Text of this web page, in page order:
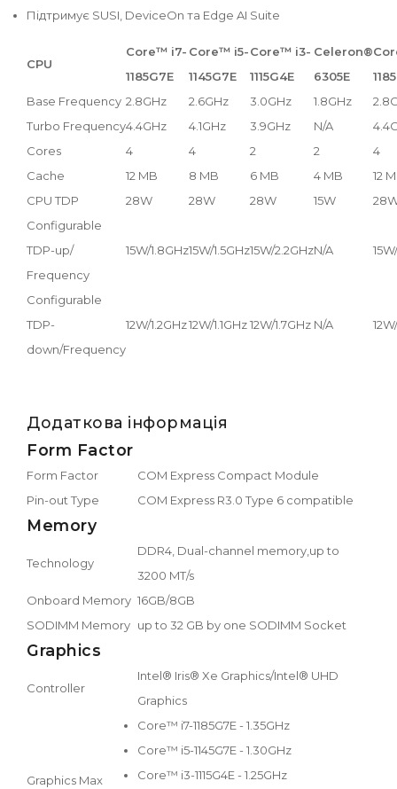
Підтримує SUSI, DeviceOn та Edge AI Suite
CPU
Core™ i7-
1185G7E
Core™ i5-
1145G7E
Core™ i3-
1115G4E
Celeron®
6305E
Base Frequency 2.8GHz 2.6GHz 3.0GHz 1.8GHz
Turbo Frequency4.4GHz 4.1GHz 3.9GHz N/A
Cores
4 4 2 2
4
Cache
12 MB 8 MB 6 MB 4 MB
12
CPU TDP
28W 28W 28W 15W
Configurable
TDP-up/
Frequency
15W/1.8GHz15W/1.5GHz15W/2.2GHzN/A
Configurable
TDP-
down/Frequency
12W/1.2GHz12W/1.1GHz12W/1.7GHz N/A
Додаткова інформація
Form Factor
Form Factor
COM Express Compact Module
Pin-out Type
COM Express R3.0 Type 6 compatible
Memory
Technology
DDR4, Dual-channel memory,up to
3200 MT/s
Onboard Memory 16GB/8GB
SODIMM Memory up to 32 GB by one SODIMM Socket
Graphics
Controller
Intel® Iris® Xe Graphics/Intel® UHD
Graphics
Graphics Max
Core™ i7-1185G7E - 1.35GHz
Core™ i5-1145G7E - 1.30GHz
Core™ i3-1115G4E - 1.25GHz